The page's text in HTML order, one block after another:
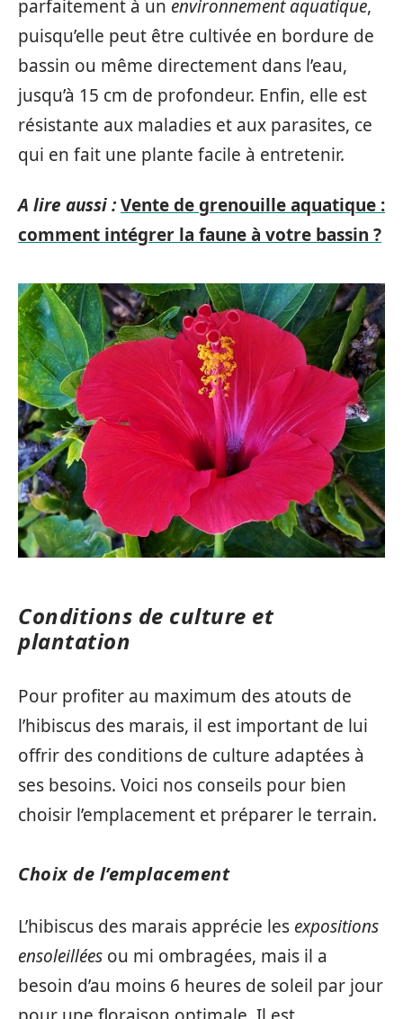
parfaitement à un environnement aquatique,
puisqu’elle peut être cultivée en bordure de
bassin ou même directement dans l’eau,
jusqu’à 15 cm de profondeur. Enfin, elle est
résistante aux maladies et aux parasites, ce
qui en fait une plante facile à entretenir.
A lire aussi :Vente de grenouille aquatique :
comment intégrer la faune à votre bassin ?
Conditions de culture et
plantation
Pour profiter au maximum des atouts de
l’hibiscus des marais, il est important de lui
offrir des conditions de culture adaptées à
ses besoins. Voici nos conseils pour bien
choisir l’emplacement et préparer le terrain.
Choix de l’emplacement
L’hibiscus des marais apprécie les expositions
ensoleillées ou mi ombragées, mais il a
besoin d’au moins 6 heures de soleil par jour